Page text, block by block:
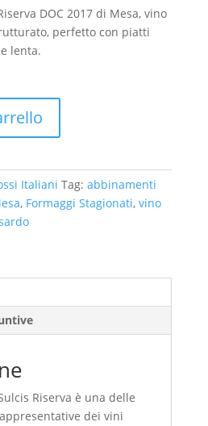
DOC 2017 di Mesa, vino
perfetto con piatti
lenta.
Italiani Tag: abbinamenti
, Formaggi Stagionati, vino
Riserva è una delle
dei vini